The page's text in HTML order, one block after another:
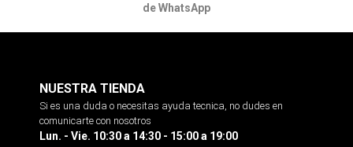
de WhatsApp
NUESTRA TIENDA
Si es una duda o necesitas ayuda tecnica, no dudes en
comunicarte con nosotros
Lun. - Vie. 10:30 a 14:30 - 15:00 a 19:00